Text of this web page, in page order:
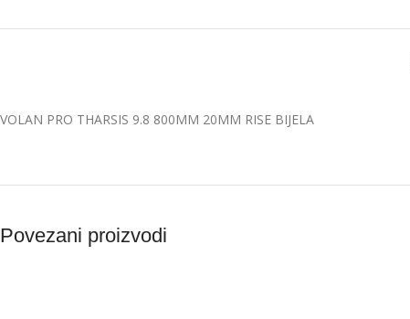
VOLAN PRO THARSIS 9.8 800MM 20MM RISE BIJELA
Povezani proizvodi